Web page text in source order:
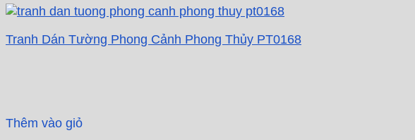
Tranh Dán Tường Phong Cảnh Phong Thủy PT0168
Thêm vào giỏ